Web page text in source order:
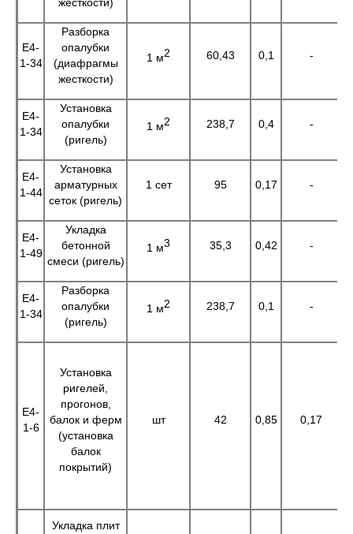
Е4-
1-34
Разборка
опалубки
(диафрагмы
жесткости)
1 м2 60,43 0,1 -
Е4-
1-34
Установка
опалубки
(ригель)
1 м2 238,7 0,4 -
Е4-
1-44
Установка
арматурных
сеток (ригель)
1 сет 95 0,17 -
Е4-
1-49
Укладка
бетонной
смеси (ригель)
1 м3 35,3 0,42 -
Е4-
1-34
Разборка
опалубки
(ригель)
1 м2 238,7 0,1 -
Е4-
1-6
Установка
ригелей,
прогонов,
балок и ферм
(установка
балок
покрытий)
шт 42 0,85 0,17
Укладка плит